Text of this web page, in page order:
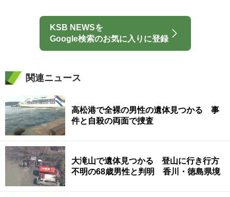
KSB NEWSを
Google検索のお気に入りに登録
関連ニュース
高松港で全裸の男性の遺体見つかる 事
件と自殺の両面で捜査
大滝山で遺体見つかる 登山に行き行方
不明の68歳男性と判明 香川・徳島県境